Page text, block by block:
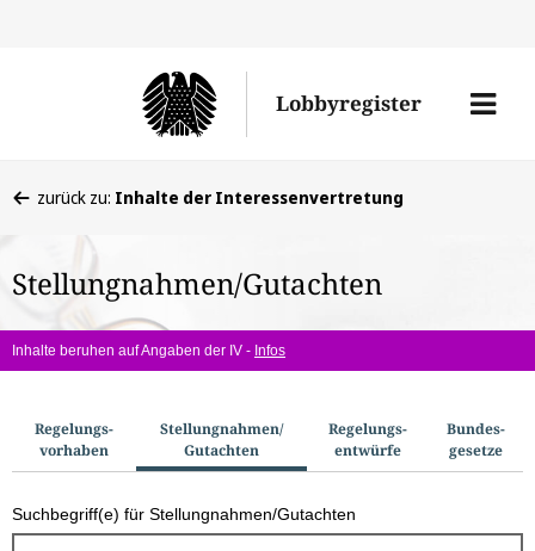
den
Lobbyregister
Menü
befinden
hier:
zurück zu: Inhalte der Interessenvertretung
Stellungnahmen/Gutachten
Inhalte beruhen auf Angaben der IV - Infos
u
c
h
Regelungs­
vorhaben
Stellungnahmen/​
Gutachten
Regelungs­
entwürfe
Bundes­
gesetze
Suchbegriff(e) für Stellungnahmen/Gutachten